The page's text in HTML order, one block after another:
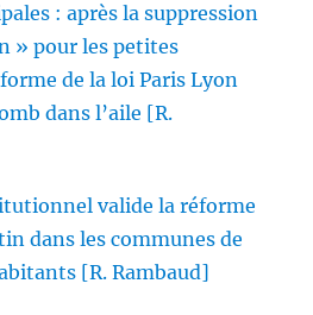
: après la suppression
» pour les petites
de la loi Paris Lyon
dans l’aile [R.
valide la réforme
dans les communes de
[R. Rambaud]